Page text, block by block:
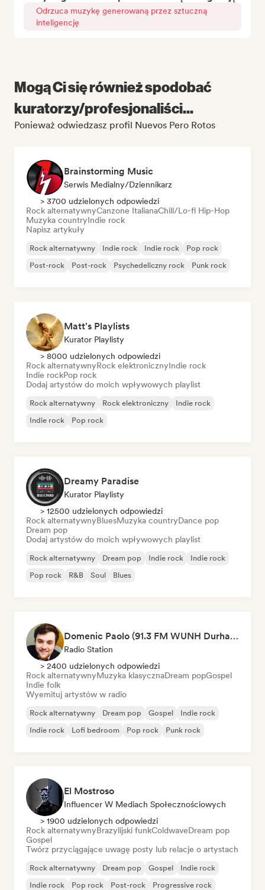
Odrzuca muzykę generowaną przez sztuczną
inteligencję
Mogą Ci się również spodobać
kuratorzy/profesjonaliści...
Ponieważ odwiedzasz profil Nuevos Pero Rotos
Brainstorming Music
Serwis Medialny/Dziennikarz
> 3700 udzielonych odpowiedzi
Rock alternatywnyCanzone ItalianaChill/Lo-fi Hip-Hop
Muzyka countryIndie rock
Napisz artykuły
Rock alternatywny Indie rock Indie rock
Pop rock
Post-rock
Post-rock Psychedeliczny rock Punk rock
Matt's Playlists
Kurator Playlisty
> 8000 udzielonych odpowiedzi
Rock alternatywnyRock elektronicznyIndie rock
Indie rockPop rock
Dodaj artystów do moich wpływowych playlist
Rock alternatywny Rock elektroniczny
Indie rock
Indie rock
Pop rock
Dreamy Paradise
Kurator Playlisty
> 12500 udzielonych odpowiedzi
Rock alternatywnyBluesMuzyka countryDance pop
Dream pop
Dodaj artystów do moich wpływowych playlist
Rock alternatywny Dream pop Indie rock
Indie rock
Pop rock
R&B Soul Blues
Domenic Paolo (91.3 FM WUNH Durham)
Radio Station
> 2400 udzielonych odpowiedzi
Rock alternatywnyMuzyka klasycznaDream popGospel
Indie folk
Wyemituj artystów w radio
Rock alternatywny Dream pop Gospel
Indie rock
Indie rock
Lofi bedroom Pop rock Punk rock
El Mostroso
Influencer W Mediach Społecznościowych
> 1900 udzielonych odpowiedzi
Rock alternatywnyBrazylijski funkColdwaveDream pop
Gospel
Twórz przyciągające uwagę posty lub relacje o artystach
Rock alternatywny Dream pop Gospel
Indie rock
Indie rock
Pop rock Post-rock Progressive rock